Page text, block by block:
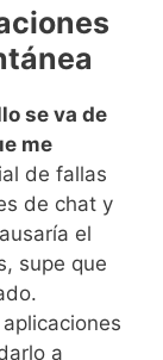
se va de
me
de fallas
de chat y
el
supe que
a